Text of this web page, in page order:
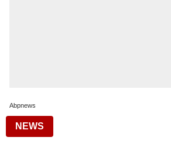
Abpnews
NEWS